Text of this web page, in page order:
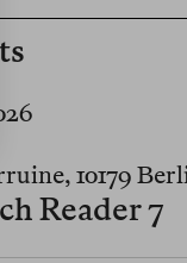
10179
Reader 7